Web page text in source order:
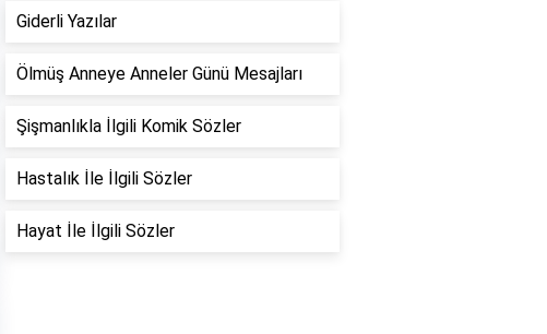
Giderli Yazılar
Ölmüş Anneye Anneler Günü Mesajları
Şişmanlıkla İlgili Komik Sözler
Hastalık İle İlgili Sözler
Hayat İle İlgili Sözler